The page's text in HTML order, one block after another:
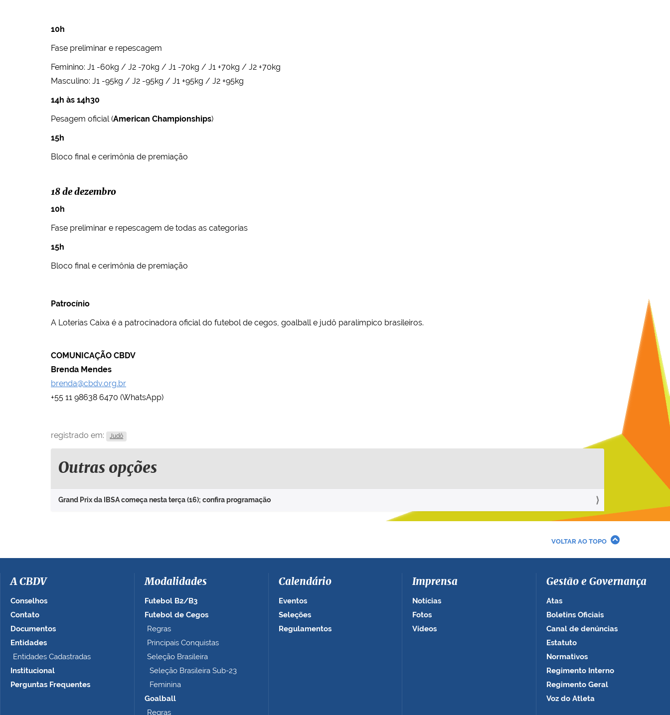
10h
Fase preliminar e repescagem
Feminino: J1 -60kg / J2 -70kg / J1 -70kg / J1 +70kg / J2 +70kg
Masculino: J1 -95kg / J2 -95kg / J1 +95kg / J2 +95kg
14h às 14h30
Pesagem oficial (American Championships)
15h
Bloco final e cerimônia de premiação
18 de dezembro
10h
Fase preliminar e repescagem de todas as categorias
15h
Bloco final e cerimônia de premiação
Patrocínio
A Loterias Caixa é a patrocinadora oficial do futebol de cegos, goalball e judô paralímpico brasileiros.
COMUNICAÇÃO CBDV
Brenda Mendes
brenda@cbdv.org.br
+55 11 98638 6470 (WhatsApp)
registrado em: Judô
Outras opções
Grand Prix da IBSA começa nesta terça (16); confira programação
VOLTAR AO TOPO
A CBDV
Conselhos
Contato
Documentos
Entidades
Entidades Cadastradas
Institucional
Perguntas Frequentes
Modalidades
Futebol B2/B3
Futebol de Cegos
Regras
Principais Conquistas
Seleção Brasileira
Seleção Brasileira Sub-23
Feminina
Goalball
Regras
Calendário
Eventos
Seleções
Regulamentos
Imprensa
Notícias
Fotos
Vídeos
Gestão e Governança
Atas
Boletins Oficiais
Canal de denúncias
Estatuto
Normativos
Regimento Interno
Regimento Geral
Voz do Atleta